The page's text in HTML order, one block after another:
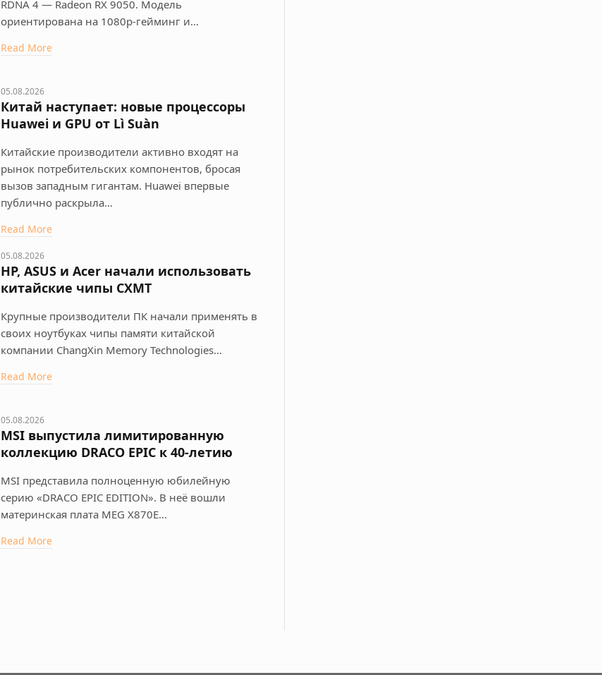
RDNA 4 — Radeon RX 9050. Модель
ориентирована на 1080p-гейминг и…
Read More
05.08.2026
Китай наступает: новые процессоры
Huawei и GPU от Lì Suàn
Китайские производители активно входят на
рынок потребительских компонентов, бросая
вызов западным гигантам. Huawei впервые
публично раскрыла…
Read More
05.08.2026
HP, ASUS и Acer начали использовать
китайские чипы CXMT
Крупные производители ПК начали применять в
своих ноутбуках чипы памяти китайской
компании ChangXin Memory Technologies…
Read More
05.08.2026
MSI выпустила лимитированную
коллекцию DRACO EPIC к 40-летию
MSI представила полноценную юбилейную
серию «DRACO EPIC EDITION». В неё вошли
материнская плата MEG X870E…
Read More